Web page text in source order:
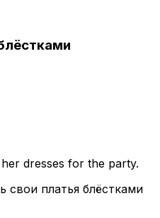
dresses for the party.
свои платья блёстками